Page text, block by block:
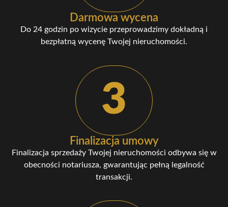
Darmowa wycena
Do 24 godzin po wizycie przeprowadzimy dokładną i
bezpłatną wycenę Twojej nieruchomości.
3
Finalizacja umowy
Finalizacja sprzedaży Twojej nieruchomości odbywa się w
obecności notariusza, gwarantując pełną legalność
transakcji.